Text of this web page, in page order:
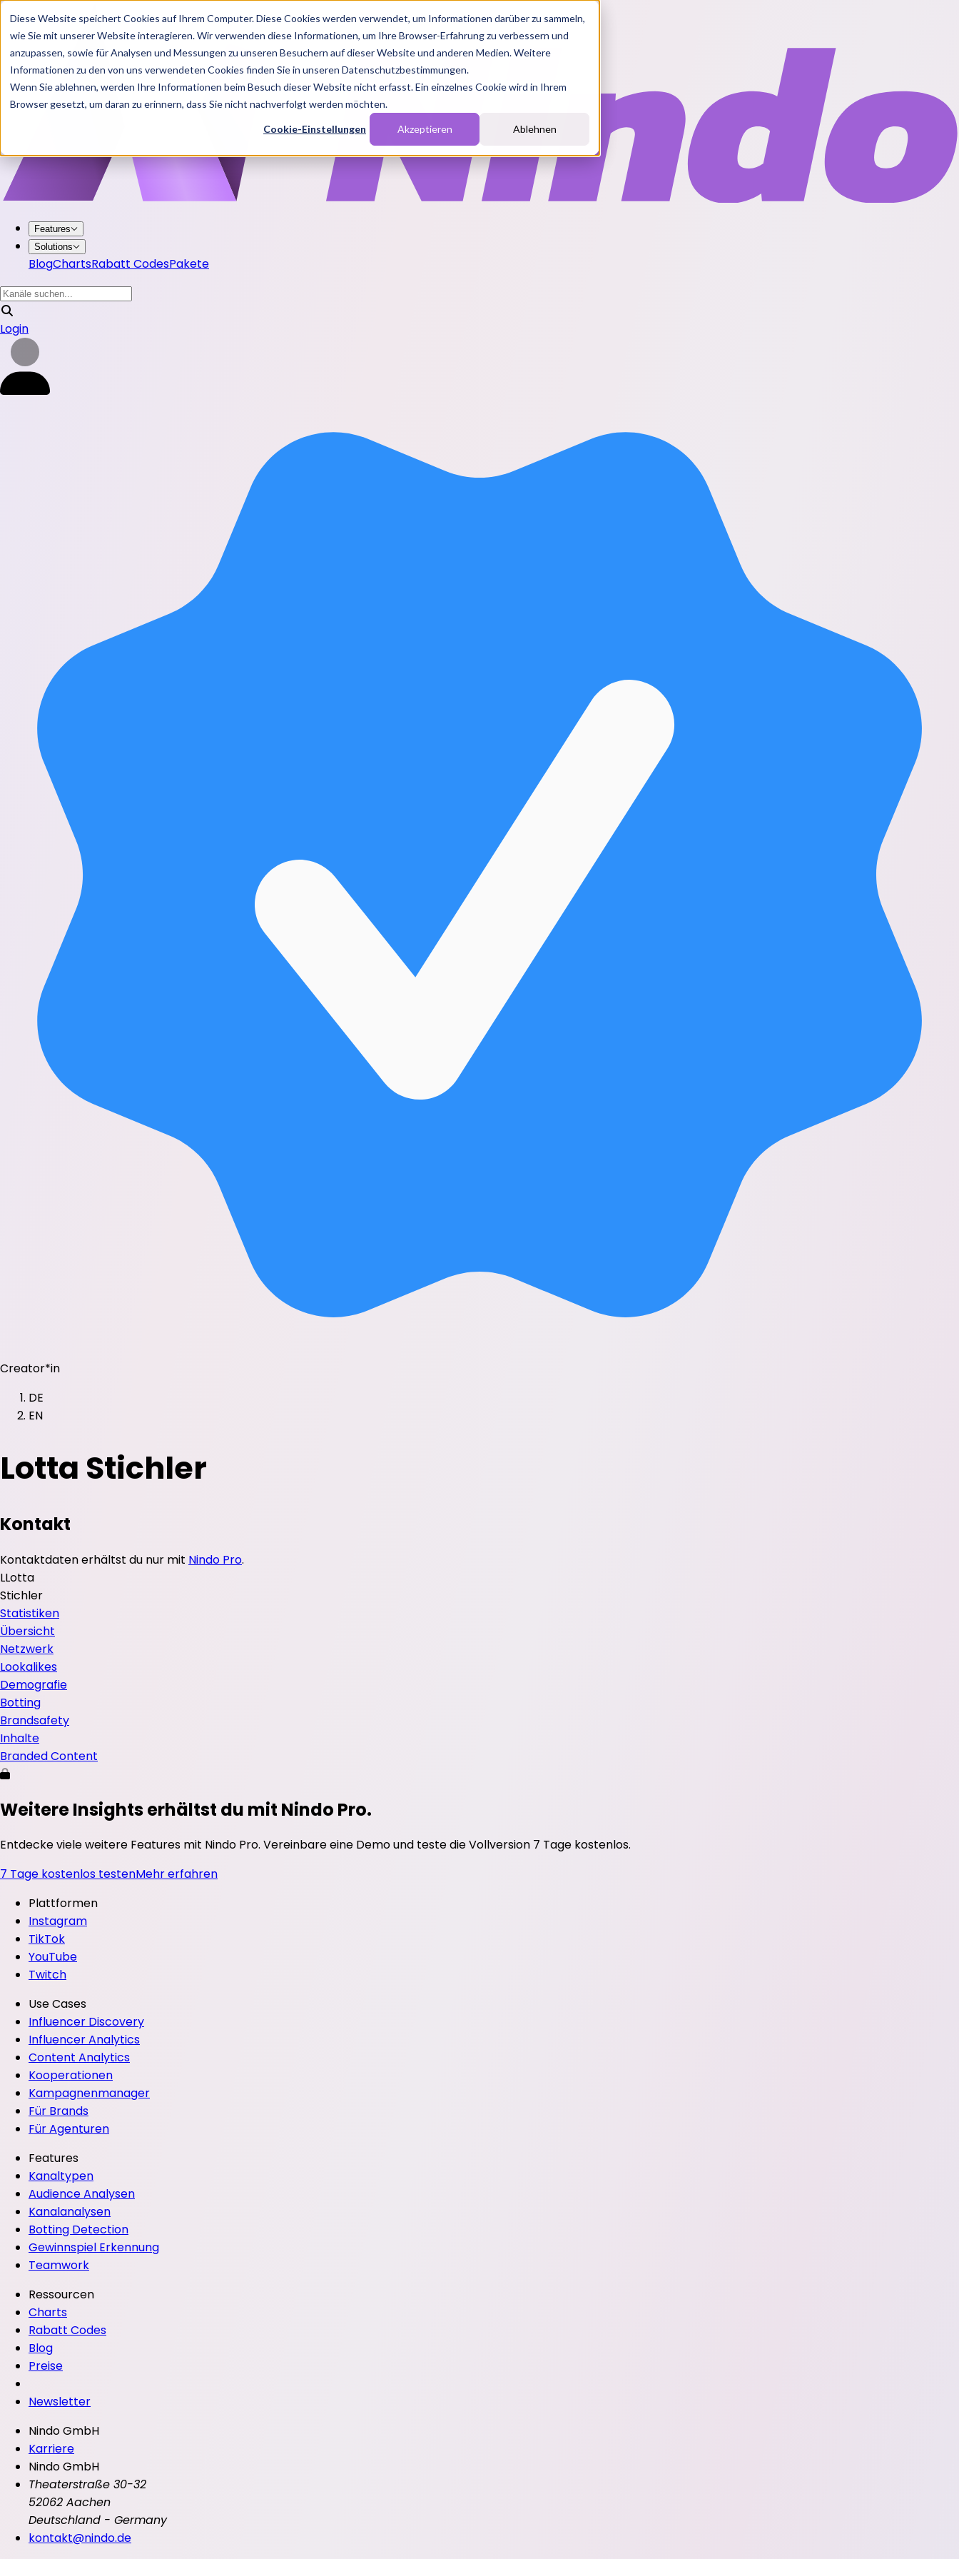
Diese Website speichert Cookies auf Ihrem Computer. Diese Cookies werden verwendet, um Informationen darüber zu sammeln,
wie Sie mit unserer Website interagieren. Wir verwenden diese Informationen, um Ihre Browser-Erfahrung zu verbessern und
anzupassen, sowie für Analysen und Messungen zu unseren Besuchern auf dieser Website und anderen Medien. Weitere
Informationen zu den von uns verwendeten Cookies finden Sie in unseren Datenschutzbestimmungen.
Wenn Sie ablehnen, werden Ihre Informationen beim Besuch dieser Website nicht erfasst. Ein einzelnes Cookie wird in Ihrem
Browser gesetzt, um daran zu erinnern, dass Sie nicht nachverfolgt werden möchten.
Cookie-Einstellungen Akzeptieren Ablehnen
Features
Solutions
BlogChartsRabatt CodesPakete
Login
Creator*in
DE
EN
Lotta Stichler
Kontakt
Kontaktdaten erhältst du nur mit Nindo Pro.
LLotta
Stichler
Statistiken
Übersicht
Netzwerk
Lookalikes
Demografie
Botting
Brandsafety
Inhalte
Branded Content
Weitere Insights erhältst du mit Nindo Pro.
Entdecke viele weitere Features mit Nindo Pro. Vereinbare eine Demo und teste die Vollversion 7 Tage kostenlos.
7 Tage kostenlos testenMehr erfahren
Plattformen
Instagram
TikTok
YouTube
Twitch
Use Cases
Influencer Discovery
Influencer Analytics
Content Analytics
Kooperationen
Kampagnenmanager
Für Brands
Für Agenturen
Features
Kanaltypen
Audience Analysen
Kanalanalysen
Botting Detection
Gewinnspiel Erkennung
Teamwork
Ressourcen
Charts
Rabatt Codes
Blog
Preise
Newsletter
Nindo GmbH
Karriere
Nindo GmbH
Theaterstraße 30-32
52062 Aachen
Deutschland - Germany
kontakt@nindo.de